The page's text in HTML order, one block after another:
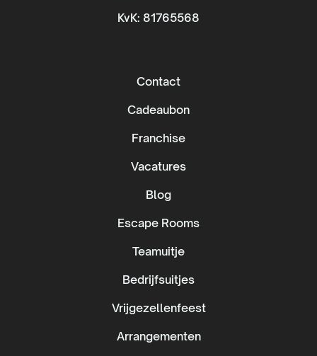
KvK: 81765568
Contact
Cadeaubon
Franchise
Vacatures
Blog
Escape Rooms
Teamuitje
Bedrijfsuitjes
Vrijgezellenfeest
Arrangementen